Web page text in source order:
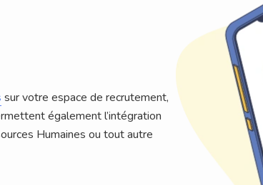
sur votre espace de recrutement,
également l’intégration
Humaines ou tout autre